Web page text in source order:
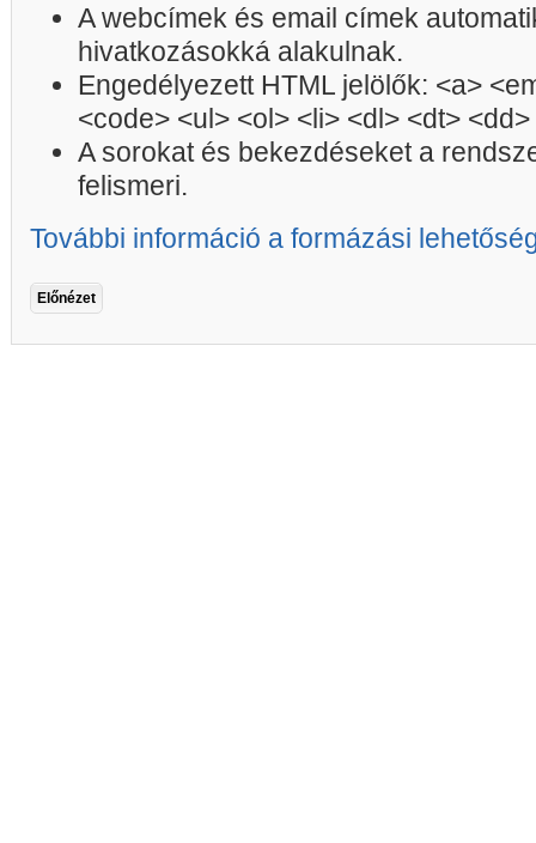
A webcímek és email címek
hivatkozásokká alakulnak.
Engedélyezett HTML jelölők: <a>
<code> <ul> <ol> <li> <dl> <dt> <dd>
A sorokat és bekezdéseket a
felismeri.
További információ a formázási